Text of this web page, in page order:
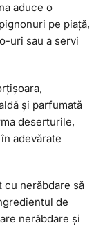
aduce o
pe piață,
uri sau a servi
și parfumată
deserturile,
adevărate
cu nerăbdare să
de
nerăbdare și